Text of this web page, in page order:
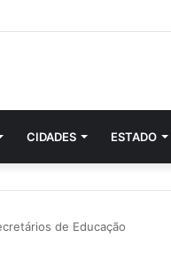
CIDADES ESTADO
de Educação